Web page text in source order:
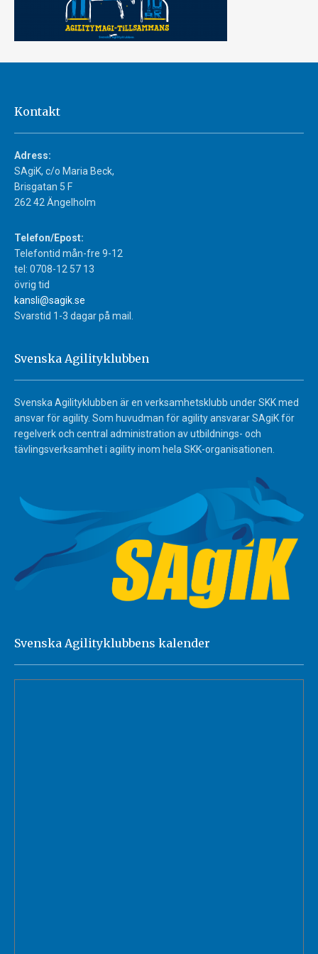
Kontakt
Adress:
SAgiK, c/o Maria Beck,
Brisgatan 5 F
262 42 Ängelholm
Telefon/Epost:
Telefontid mån-fre 9-12
tel: 0708-12 57 13
övrig tid
kansli@sagik.se
Svarstid 1-3 dagar på mail.
Svenska Agilityklubben
Svenska Agilityklubben är en verksamhetsklubb under SKK med
ansvar för agility. Som huvudman för agility ansvarar SAgiK för
regelverk och central administration av utbildnings- och
tävlingsverksamhet i agility inom hela SKK-organisationen.
Svenska Agilityklubbens kalender